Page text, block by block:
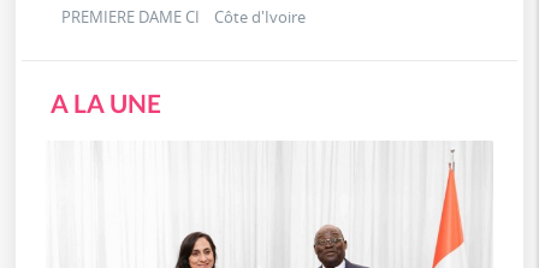
PREMIERE DAME CI Côte d'Ivoire
A LA UNE